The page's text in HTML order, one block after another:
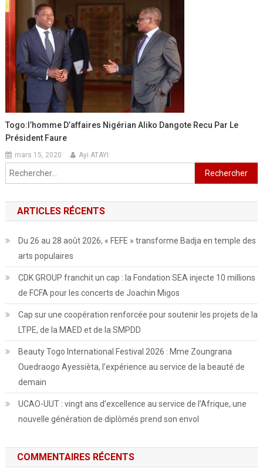
Togo:l’homme D’affaires Nigérian Aliko Dangote Recu Par Le
Président Faure
mars 15, 2020 Ayi ATAYI
Rechercher :
ARTICLES RÉCENTS
Du 26 au 28 août 2026, « FEFE » transforme Badja en temple des
arts populaires
CDK GROUP franchit un cap : la Fondation SEA injecte 10 millions
de FCFA pour les concerts de Joachin Migos
Cap sur une coopération renforcée pour soutenir les projets de la
LTPE, de la MAED et de la SMPDD
Beauty Togo International Festival 2026 : Mme Zoungrana
Ouedraogo Ayessièta, l’expérience au service de la beauté de
demain
UCAO-UUT : vingt ans d’excellence au service de l’Afrique, une
nouvelle génération de diplômés prend son envol
COMMENTAIRES RÉCENTS